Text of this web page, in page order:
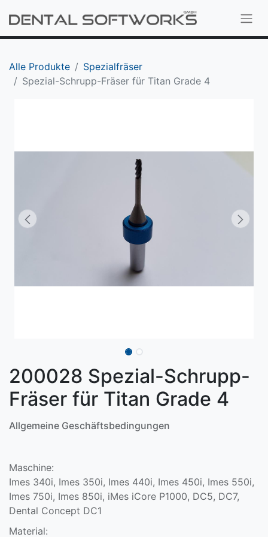
Alle Produkte
Spezialfräser
Spezial-Schrupp-Fräser für Titan Grade 4
200028 Spezial-Schrupp-
Fräser für Titan Grade 4
Allgemeine Geschäftsbedingungen
Maschine:
Imes 340i, Imes 350i, Imes 440i, Imes 450i, Imes 550i,
Imes 750i, Imes 850i, iMes iCore P1000, DC5, DC7,
Dental Concept DC1
Material: